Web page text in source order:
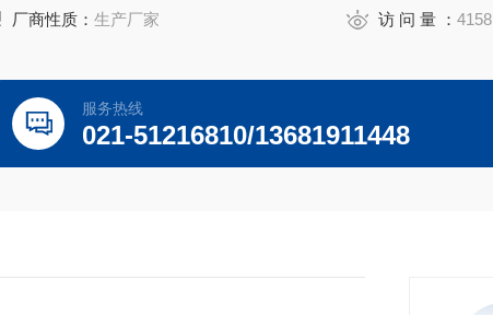
厂商性质：生产厂家 访 问 量 ：4158
服务热线
021-51216810/13681911448